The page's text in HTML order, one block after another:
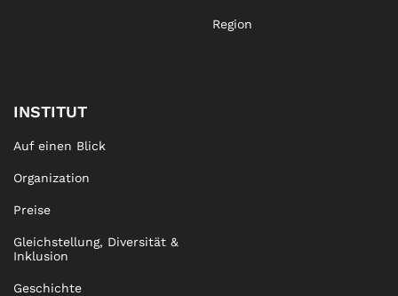
Region
INSTITUT
Auf einen Blick
Organization
Preise
Gleichstellung, Diversität &
Inklusion
Geschichte